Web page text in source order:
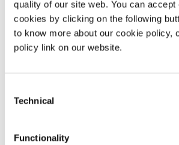
quality of our site web. You can accept
cookies by clicking on the following
to know more about our cookie policy,
policy link on our website.
Selection
Technical
Functionality
Het resultaat?
Betere therapie-uitkomsten:
rendement uit hun medicatie en
gehele levering en instructie van
Dit stroomlijnt het zorgtraject en